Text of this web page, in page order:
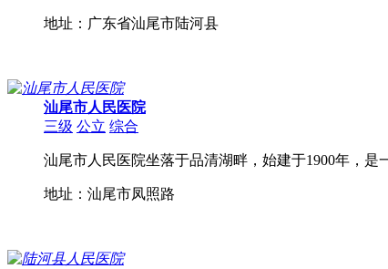
地址：广东省汕尾市陆河县
汕尾市人民医院
三级 公立 综合
汕尾市人民医院坐落于品清湖畔，始建于1900年，是
地址：汕尾市凤照路